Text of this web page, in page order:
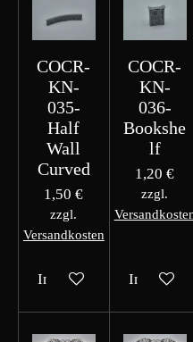
COCR-
KN-
035-
Half
Wall
Curved
1,50 €
zzgl.
Versandkosten
In den Warenkorb
COCR-
KN-
036-
Bookshe
lf
1,20 €
zzgl.
In den